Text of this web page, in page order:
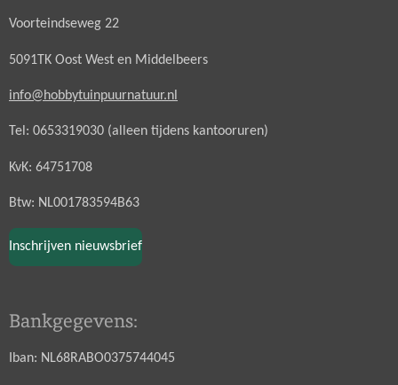
Voorteindseweg 22
5091TK Oost West en Middelbeers
info@hobbytuinpuurnatuur.nl
Tel: 0653319030 (alleen tijdens kantooruren)
KvK: 64751708
Btw: NL001783594B63
Inschrijven nieuwsbrief
Bankgegevens:
Iban: NL68RABO0375744045